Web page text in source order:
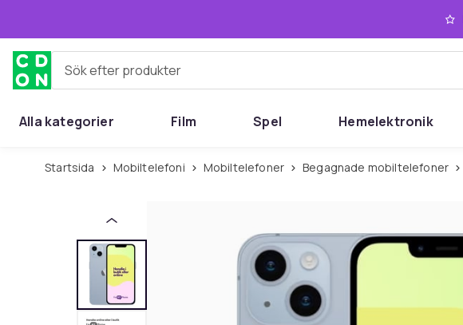
Sök efter produkter
Alla kategorier Film Spel Hemelektronik
Startsida Mobiltelefoni Mobiltelefoner Begagnade mobiltelefoner